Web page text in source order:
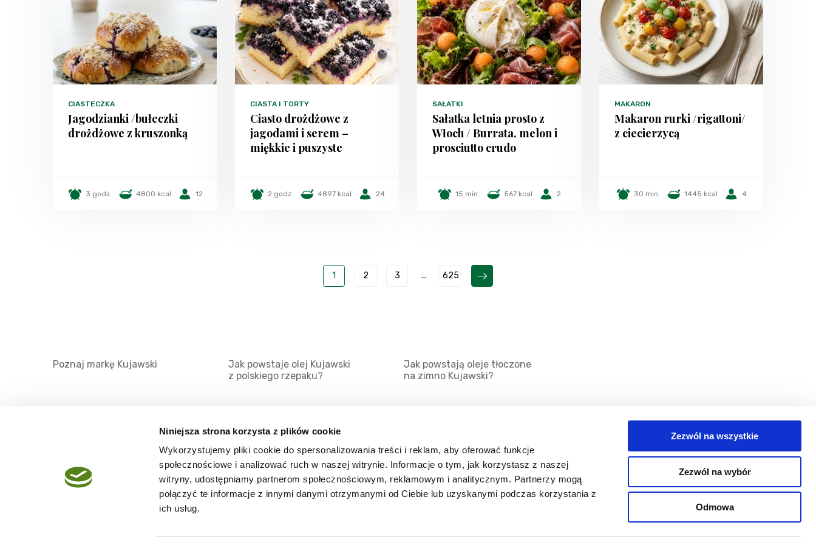
Niniejsza strona korzysta z plików cookie
Wykorzystujemy pliki cookie do spersonalizowania treści i reklam, aby oferować funkcje
społecznościowe i analizować ruch w naszej witrynie. Informacje o tym, jak korzystasz z naszej
witryny, udostępniamy partnerom społecznościowym, reklamowym i analitycznym. Partnerzy mogą
połączyć te informacje z innymi danymi otrzymanymi od Ciebie lub uzyskanymi podczas korzystania z
ich usług.
Zezwól na wszystkie
Zezwól na wybór
Odmowa
CIASTECZKA
Jagodzianki /bułeczki
drożdżowe z kruszonką
3 godz. 4800 kcal 12
CIASTA I TORTY
Ciasto drożdżowe z
jagodami i serem –
miękkie i puszyste
2 godz. 4897 kcal 24
SAŁATKI
Sałatka letnia prosto z
Włoch / Burrata, melon i
prosciutto crudo
15 min. 567 kcal 2
MAKARON
Makaron rurki /rigattoni/
z ciecierzycą
30 min. 1445 kcal 4
1 2 3 ... 625
Poznaj markę Kujawski
Jak powstaje olej Kujawski
z polskiego rzepaku?
Jak powstają oleje tłoczone
na zimno Kujawski?
Regulamin
Mapa serwisu
Kanały RSS
Porady
Kategorie
Kontakt
Zaloguj się